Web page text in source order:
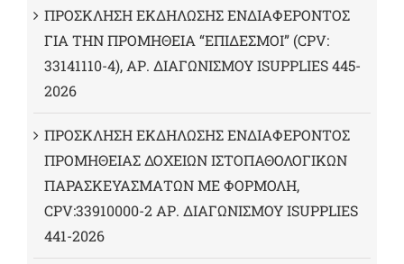
ΠΡΟΣΚΛΗΣΗ ΕΚΔΗΛΩΣΗΣ ΕΝΔΙΑΦΕΡΟΝΤΟΣ
ΓΙΑ ΤΗΝ ΠΡΟΜΗΘΕΙΑ “ΕΠΙΔΕΣΜΟΙ” (CPV:
33141110-4), ΑΡ. ΔΙΑΓΩΝΙΣΜΟΥ ISUPPLIES 445-
2026
ΠΡΟΣΚΛΗΣΗ ΕΚΔΗΛΩΣΗΣ ΕΝΔΙΑΦΕΡΟΝΤΟΣ
ΠΡΟΜΗΘΕΙΑΣ ΔΟΧΕΙΩΝ ΙΣΤΟΠΑΘΟΛΟΓΙΚΩΝ
ΠΑΡΑΣΚΕΥΑΣΜΑΤΩΝ ΜΕ ΦΟΡΜΟΛΗ,
CPV:33910000-2 ΑΡ. ΔΙΑΓΩΝΙΣΜΟΥ ΙSUPPLIES
441-2026